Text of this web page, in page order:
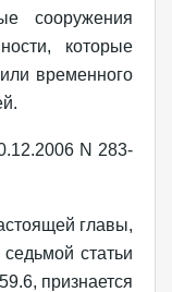
сооружения
которые
временного
N 283-
главы,
статьи
признается